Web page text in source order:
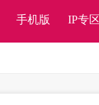
手机版 IP专